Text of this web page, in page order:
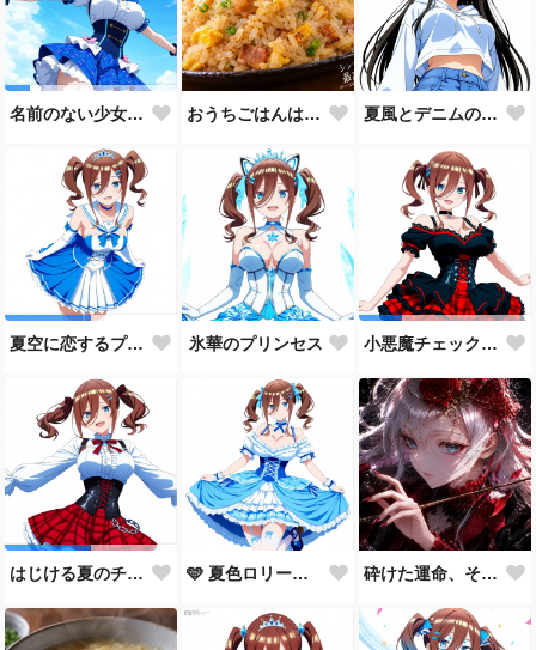
名前のない少女、誕生。🩵 おうちごはんはチャーハンで🍚💕 夏風とデニムの約束
夏空に恋するプリンセス 氷華のプリンセス 小悪魔チェック・ロリータ
はじける夏のチェックコーデ！ 🩵 夏色ロリータ 🩵 砕けた運命、それでも君を見つめて。